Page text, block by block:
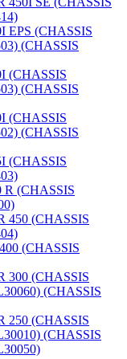
EPS (CHASSIS
(CHASSIS
(CHASSIS
(CHASSIS
(CHASSIS
(CHASSIS
(CHASSIS
(CHASSIS
(CHASSIS
(CHASSIS
(CHASSIS
(CHASSIS
(CHASSIS
(CHASSIS